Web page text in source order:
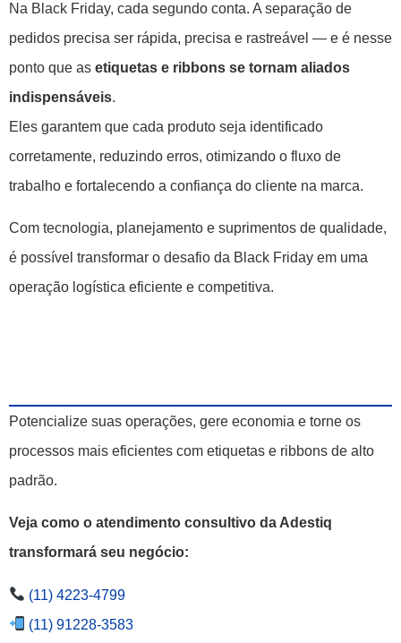
Na Black Friday, cada segundo conta. A separação de
pedidos precisa ser rápida, precisa e rastreável — e é nesse
ponto que as etiquetas e ribbons se tornam aliados
indispensáveis.
Eles garantem que cada produto seja identificado
corretamente, reduzindo erros, otimizando o fluxo de
trabalho e fortalecendo a confiança do cliente na marca.
Com tecnologia, planejamento e suprimentos de qualidade,
é possível transformar o desafio da Black Friday em uma
operação logística eficiente e competitiva.
Potencialize suas operações, gere economia e torne os
processos mais eficientes com etiquetas e ribbons de alto
padrão.
Veja como o atendimento consultivo da Adestiq
transformará seu negócio:
(11) 4223-4799
(11) 91228-3583